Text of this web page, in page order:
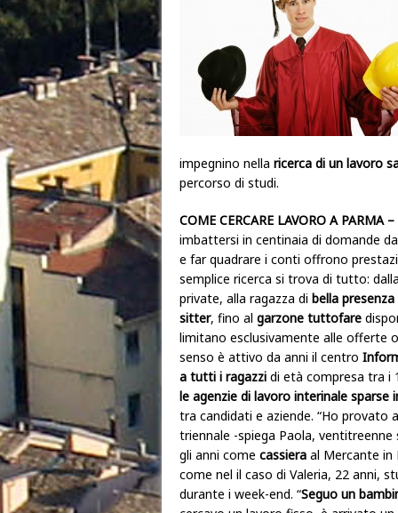
impegnino nella ricerca di un lavoro
percorso di studi.
COME CERCARE LAVORO A PARMA –
imbattersi in centinaia di domande
e far quadrare i conti offrono
semplice ricerca si trova di tutto:
private, alla ragazza di bella presenza
sitter, fino al garzone tuttofare
limitano esclusivamente alle offerte
senso è attivo da anni il centro
a tutti i ragazzi di età compresa tra i
le agenzie di lavoro interinale
tra candidati e aziende. “Ho provato
triennale -spiega Paola,
gli anni come cassiera al Mercante in
come nel il caso di Valeria, 22 anni,
durante i week-end. “Seguo un